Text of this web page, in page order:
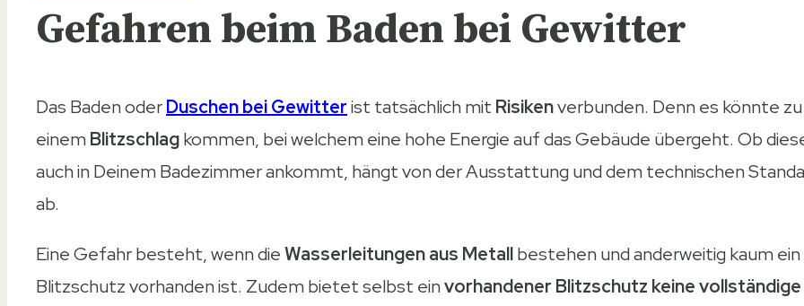
Gefahren beim Baden bei Gewitter
Das Baden oderDuschen bei Gewitterist tatsächlich mit Risikenverbunden. Denn es könnte zu
einemBlitzschlagkommen, bei welchem eine hohe Energie auf das Gebäude übergeht. Ob
auch in Deinem Badezimmer ankommt, hängt von der Ausstattung und dem technischen
ab.
Eine Gefahr besteht, wenn dieWasserleitungen aus Metallbestehen und anderweitig kaum ein
Blitzschutz vorhanden ist. Zudem bietet selbst einvorhandener Blitzschutz keine vollständige